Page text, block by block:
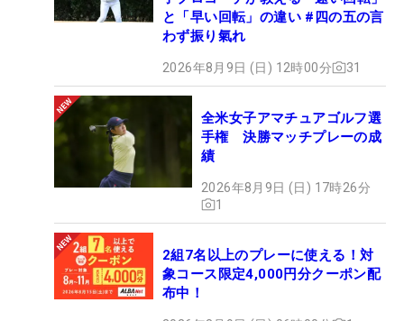
と「早い回転」の違い #四の五の言
わず振り氣れ
2026年8月9日 (日) 12時00分 31
全米女子アマチュアゴルフ選
手権 決勝マッチプレーの成
績
2026年8月9日 (日) 17時26分
1
2組7名以上のプレーに使える！対
象コース限定4,000円分クーポン配
布中！